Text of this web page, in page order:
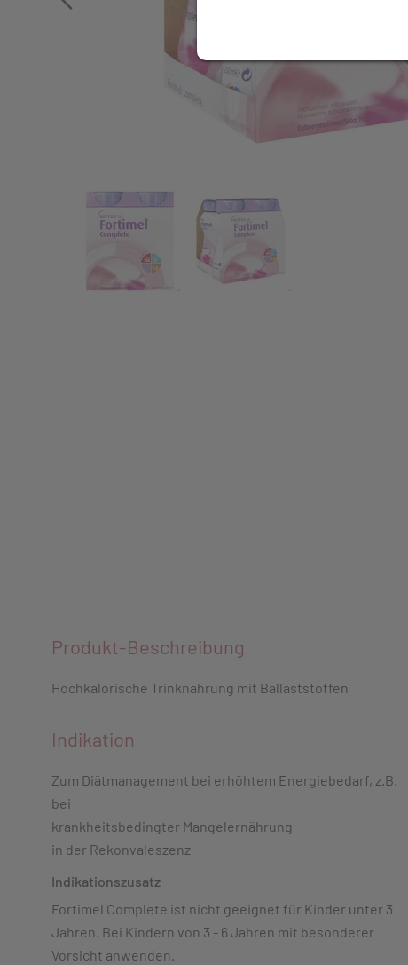
Produkt-Beschreibung
Hochkalorische Trinknahrung mit Ballaststoffen
Indikation
Zum Diätmanagement bei erhöhtem Energiebedarf, z.B.
bei
krankheitsbedingter Mangelernährung
in der Rekonvaleszenz
Indikationszusatz
Fortimel Complete ist nicht geeignet für Kinder unter 3
Jahren. Bei Kindern von 3 - 6 Jahren mit besonderer
Vorsicht anwenden.